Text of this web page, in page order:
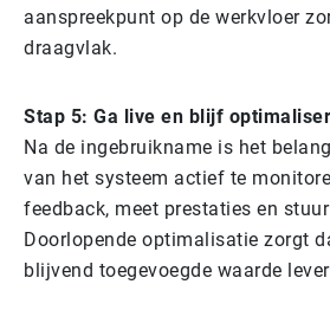
aanspreekpunt op de werkvloer
draagvlak.
Stap 5: Ga live en blijf
Na de ingebruikname is het
van het systeem actief te
feedback, meet prestaties en
Doorlopende optimalisatie zorgt
blijvend toegevoegde waarde